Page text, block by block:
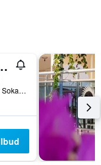
& Guesthouse
Camiatik Mah. Barlar Sokagi Yani Aslanlar Cad. No:9, Kusadasi, Tyrkiet